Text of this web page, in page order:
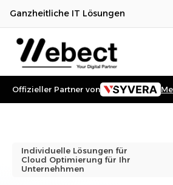
Ganzheitliche IT Lösungen
Offizieller Partner von
Individuelle Lösungen für
Cloud Optimierung für Ihr
Unternehhmen